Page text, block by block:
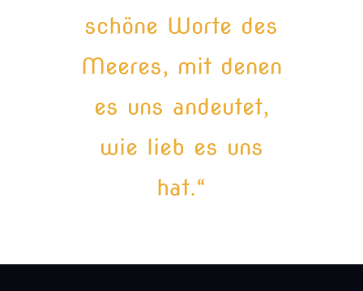
schöne Worte des
Meeres, mit denen
es uns andeutet,
wie lieb es uns
hat.“